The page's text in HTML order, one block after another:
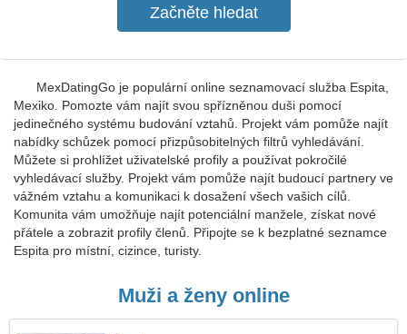
MexDatingGo je populární online seznamovací služba Espita,
Mexiko. Pomozte vám najít svou spřízněnou duši pomocí
jedinečného systému budování vztahů. Projekt vám pomůže najít
nabídky schůzek pomocí přizpůsobitelných filtrů vyhledávání.
Můžete si prohlížet uživatelské profily a používat pokročilé
vyhledávací služby. Projekt vám pomůže najít budoucí partnery ve
vážném vztahu a komunikaci k dosažení všech vašich cílů.
Komunita vám umožňuje najít potenciální manžele, získat nové
přátele a zobrazit profily členů. Připojte se k bezplatné seznamce
Espita pro místní, cizince, turisty.
Muži a ženy online